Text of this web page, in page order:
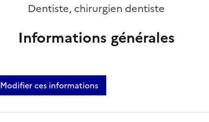
Dentiste, chirurgien dentiste
Informations générales
Modifier ces informations